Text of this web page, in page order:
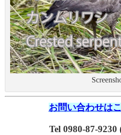
お問い合わせは
Tel 0980-87-9230